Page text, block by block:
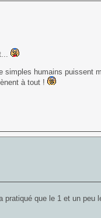
humains puissent
à tout !
pratiqué que le 1 et un peu